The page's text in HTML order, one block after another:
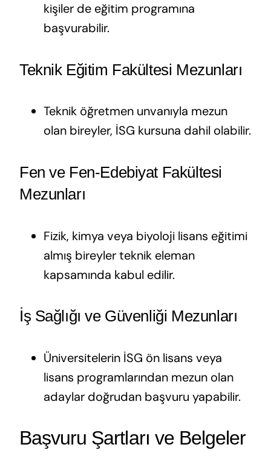
kişiler de eğitim programına
başvurabilir.
Teknik Eğitim Fakültesi Mezunları
Teknik öğretmen unvanıyla mezun
olan bireyler, İSG kursuna dahil olabilir.
Fen ve Fen-Edebiyat Fakültesi
Mezunları
Fizik, kimya veya biyoloji lisans eğitimi
almış bireyler teknik eleman
kapsamında kabul edilir.
İş Sağlığı ve Güvenliği Mezunları
Üniversitelerin İSG ön lisans veya
lisans programlarından mezun olan
adaylar doğrudan başvuru yapabilir.
Başvuru Şartları ve Belgeler